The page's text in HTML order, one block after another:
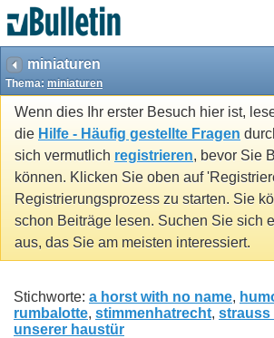
miniaturen
Thema: miniaturen
Wenn dies Ihr erster Besuch hier ist,
die Hilfe - Häufig gestellte Fragen
sich vermutlich registrieren, bevor Sie
können. Klicken Sie oben auf
Registrierungsprozess zu starten. Sie
schon Beiträge lesen. Suchen Sie sich
aus, das Sie am meisten interessiert.
Stichworte: a horst with no name,
rumbalotte, stimmenhatrecht, strauss
unserer haustür